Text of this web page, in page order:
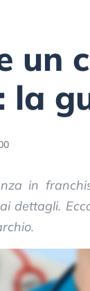
un
la
in
dettagli.